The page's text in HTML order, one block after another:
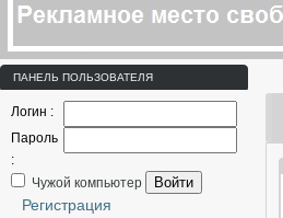
ПАНЕЛЬ ПОЛЬЗОВАТЕЛЯ
Логин :
Пароль
:
Чужой компьютер
Войти
Регистрация